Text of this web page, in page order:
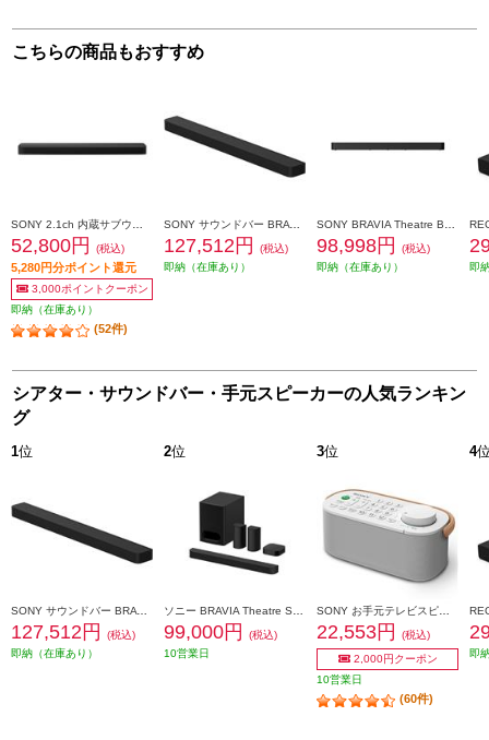
こちらの商品もおすすめ
52,800円 (税込)
5,280円分ポイント還元
3,000ポイントクーポン
即納（在庫あり）
(52件)
127,512円
(税込)
即納（在庫あり）
98,998円
(税込)
即納（在庫あり）
即
シアター・サウンドバー・手元スピーカーの人気ランキン
グ
1位
127,512円
(税込)
即納（在庫あり）
2位
99,000円
(税込)
10営業日
3位
22,553円
(税込)
2,000円クーポン
10営業日
(60件)
4
即